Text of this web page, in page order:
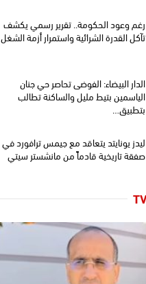
رغم وعود الحكومة.. تقرير رسمي يكشف
تآكل القدرة الشرائية واستمرار أزمة الشغل
الدار البيضاء: الفوضى تحاصر حي جنان
الياسمين بتيط مليل والساكنة تطالب
بتطبيق…
ليدز يونايتد يتعاقد مع جيمس ترافورد في
صفقة تاريخية قادماً من مانشستر سيتي